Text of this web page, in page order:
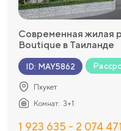
Современная жилая
Boutique в Таиланде
ID: MAY5862
Пхукет
Комнат: 3+1
1 923 635 - 2 074